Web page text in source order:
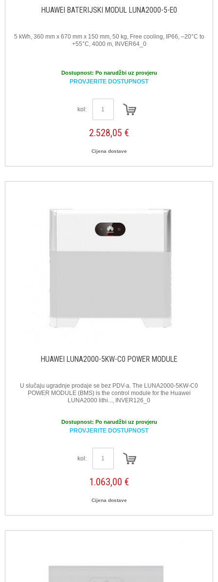
HUAWEI BATERIJSKI MODUL LUNA2000-5-E0
5 kWh, 360 mm x 670 mm x 150 mm, 50 kg, Free cooling, IP66, –20°C to
+55°C, 4000 m, INVER64_0
Dostupnost: Po narudžbi uz provjeru
PROVJERITE DOSTUPNOST
kol:
2.528,05 €
Cijena dostave
HUAWEI LUNA2000-5KW-C0 POWER MODULE
U slučaju ugradnje prodaje se bez PDV-a. The LUNA2000-5KW-C0
POWER MODULE (BMS) is the control module for the Huawei
LUNA2000 lithi..., INVER126_0
Dostupnost: Po narudžbi uz provjeru
PROVJERITE DOSTUPNOST
kol:
1.063,00 €
Cijena dostave